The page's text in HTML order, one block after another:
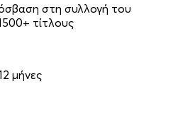
στη συλλογή του
τίτλους
μήνες